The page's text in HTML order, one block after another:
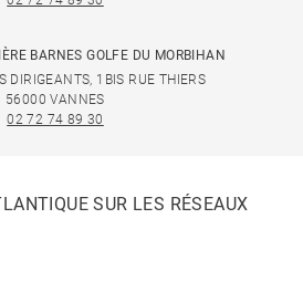
BARNES GOLFE DU MORBIHAN
DIRIGEANTS, 1BIS RUE THIERS
56000 VANNES
02 72 74 89 30
SUR LES RÉSEAUX